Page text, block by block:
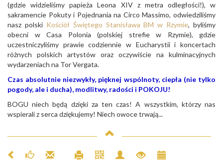
(gdzie widzieliśmy papieża Leona XIV z metra odległości!), w
sakramencie Pokuty i Pojednania na Circo Massimo, odwiedziliśmy
nasz polski Kościół Świętego Stanisława BM w Rzymie, byliśmy
obecni w Casa Polonia (polskiej strefie w Rzymie), gdzie
uczestniczyliśmy prawie codziennie w Eucharystii i koncertach
różnych polskich artystów oraz oczywiście na kulminacyjnych
wydarzeniach na Tor Vergata.
Czas absolutnie niezwykły, pięknej wspólnoty, ciepła (nie tylko
pogody, ale i ducha), modlitwy, radości i POKOJU!
BOGU niech będą dzięki za ten czas! A wszystkim, którzy nas
wspierali z serca dziękujemy! Niech owoce trwają...